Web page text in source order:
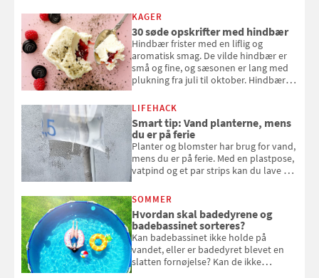
KAGER
30 søde opskrifter med hindbær
Hindbær frister med en liflig og
aromatisk smag. De vilde hindbær er
små og fine, og sæsonen er lang med
plukning fra juli til oktober. Hindbær
kan bruge dine hindbær i alt fra
bagværk og salater til is og syltning.
LIFEHACK
Smart tip: Vand planterne, mens
du er på ferie
Planter og blomster har brug for vand,
mens du er på ferie. Med en plastpose,
vatpind og et par strips kan du lave dit
at bede naboen om at vande eller
komme hjem til døde planter
SOMMER
Hvordan skal badedyrene og
badebassinet sorteres?
Kan badebassinet ikke holde på
vandet, eller er badedyret blevet en
slatten fornøjelse? Kan de ikke